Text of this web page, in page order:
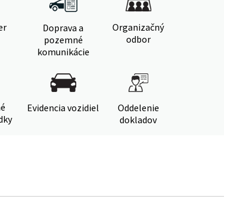
Doprava a
pozemné
komunikácie
Organizačný
odbor
Evidencia vozidiel
Oddelenie
dokladov